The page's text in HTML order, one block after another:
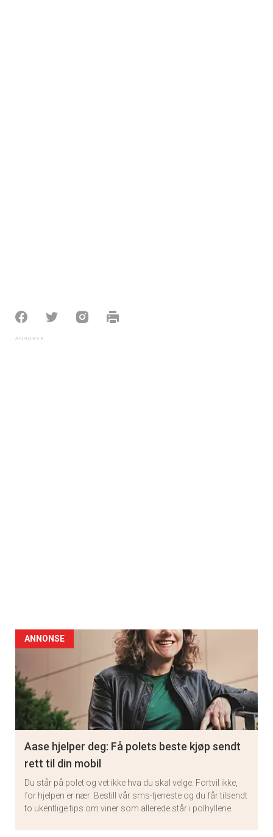
ANNONSE
Aase hjelper deg: Få polets beste kjøp sendt
rett til din mobil
Du står på polet og vet ikke hva du skal velge. Fortvil ikke,
for hjelpen er nær: Bestill vår sms-tjeneste og du får tilsendt
to ukentlige tips om viner som allerede står i polhyllene.